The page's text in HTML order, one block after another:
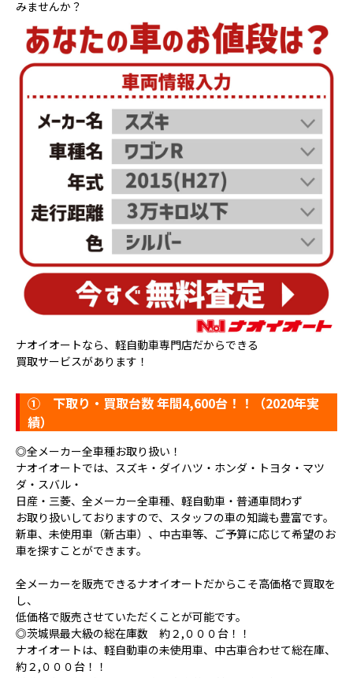
みませんか？
ナオイオートなら、軽自動車専門店だからできる
買取サービスがあります！
① 下取り・買取台数 年間4,600台！！（2020年実
績）
◎全メーカー全車種お取り扱い！
ナオイオートでは、スズキ・ダイハツ・ホンダ・トヨタ・マツ
ダ・スバル・
日産・三菱、全メーカー全車種、軽自動車・普通車問わず
お取り扱いしておりますので、スタッフの車の知識も豊富です。
新車、未使用車（新古車）、中古車等、ご予算に応じて希望のお
車を探すことができます。
全メーカーを販売できるナオイオートだからこそ高価格で買取を
し、
低価格で販売させていただくことが可能です。
◎茨城県最大級の総在庫数 約２,０００台！！
ナオイオートは、軽自動車の未使用車、中古車合わせて総在庫、
約２,０００台！！